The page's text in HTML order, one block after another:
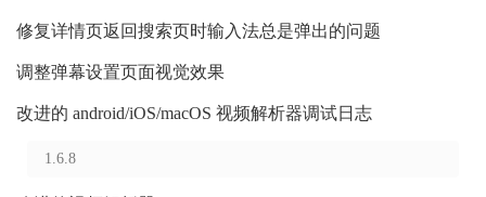
修复详情页返回搜索页时输入法总是弹出的问题
调整弹幕设置页面视觉效果
改进的 android/iOS/macOS 视频解析器调试日志
1.6.8